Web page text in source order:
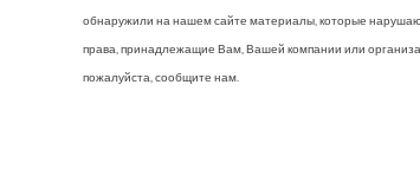
обнаружили на нашем сайте материалы, которые
права, принадлежащие Вам, Вашей компании или
пожалуйста, сообщите нам.